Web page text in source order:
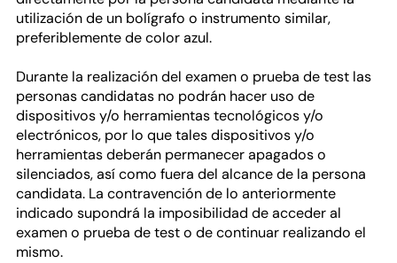
utilización de un bolígrafo o instrumento similar,
preferiblemente de color azul.
Durante la realización del examen o prueba de test las
personas candidatas no podrán hacer uso de
dispositivos y/o herramientas tecnológicos y/o
electrónicos, por lo que tales dispositivos y/o
herramientas deberán permanecer apagados o
silenciados, así como fuera del alcance de la persona
candidata. La contravención de lo anteriormente
indicado supondrá la imposibilidad de acceder al
examen o prueba de test o de continuar realizando el
mismo.